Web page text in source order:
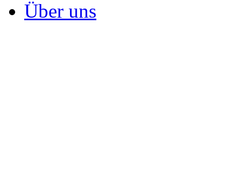
Über uns